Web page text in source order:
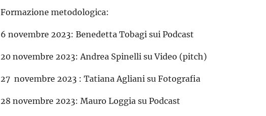
Formazione metodologica:
6 novembre 2023: Benedetta Tobagi sui Podcast
20 novembre 2023: Andrea Spinelli su Video (pitch)
27 novembre 2023 : Tatiana Agliani su Fotografia
28 novembre 2023: Mauro Loggia su Podcast